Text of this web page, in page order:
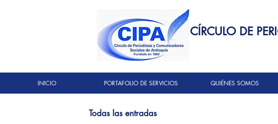
CÍRCULO DE
INICIO PORTAFOLIO DE SERVICIOS QUIÉNES SOMOS
Todas las entradas